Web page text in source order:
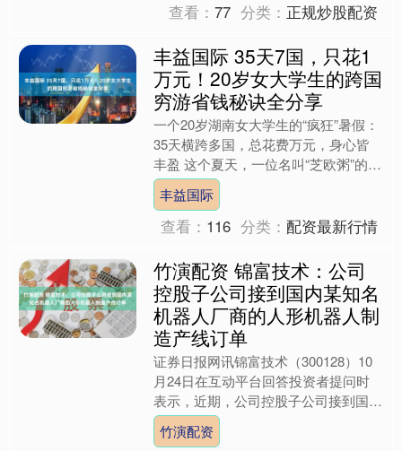
查看：77 分类： 正规炒股配资
丰益国际 35天7国，只花1
万元！20岁女大学生的跨国
穷游省钱秘诀全分享
一个20岁湖南女大学生的“疯狂”暑假：
35天横跨多国，总花费万元，身心皆
丰盈 这个夏天，一位名叫“芝欧粥”的湖
南籍女大学生，用一种近乎传奇的方
式，为自己绘制了一....
丰益国际
查看： 116 分类：配资最新行情
竹演配资 锦富技术：公司
控股子公司接到国内某知名
机器人厂商的人形机器人制
造产线订单
证券日报网讯锦富技术（300128）10
月24日在互动平台回答投资者提问时
表示，近期，公司控股子公司接到国内
某知名机器人厂商的人形机器人制造产
线订单，作为项目总....
竹演配资